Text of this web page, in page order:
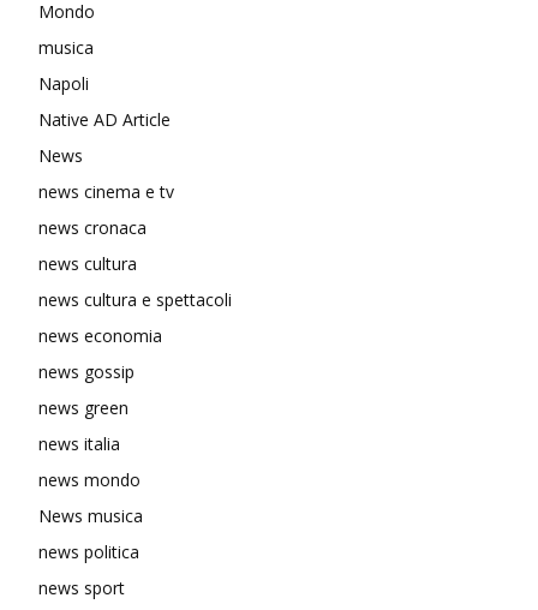
Mondo
musica
Napoli
Native AD Article
News
news cinema e tv
news cronaca
news cultura
news cultura e spettacoli
news economia
news gossip
news green
news italia
news mondo
News musica
news politica
news sport